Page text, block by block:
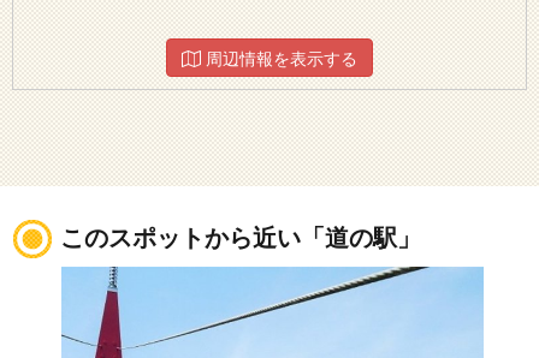
周辺情報を表示する
このスポットから近い「道の駅」